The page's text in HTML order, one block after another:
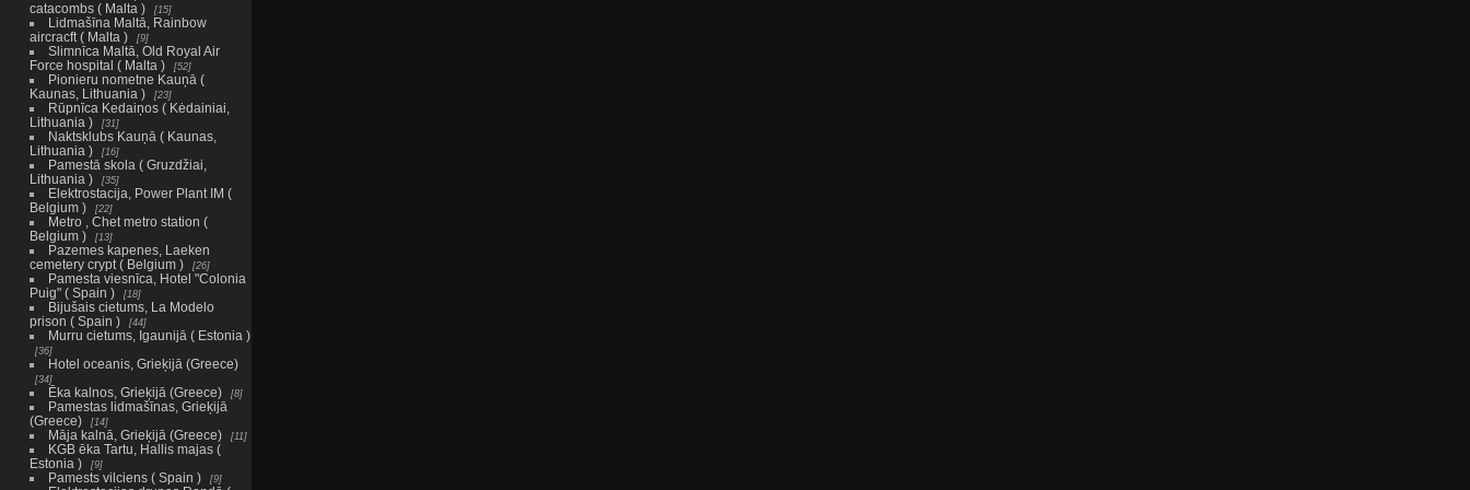
catacombs ( Malta )
15
Lidmašīna Maltā, Rainbow
aircracft ( Malta )
9
Slimnīca Maltā, Old Royal Air
Force hospital ( Malta )
52
Pionieru nometne Kauņā (
Kaunas, Lithuania )
23
Rūpnīca Kedaiņos ( Kėdainiai,
Lithuania )
31
Naktsklubs Kauņā ( Kaunas,
Lithuania )
16
Pamestā skola ( Gruzdžiai,
Lithuania )
35
Elektrostacija, Power Plant IM (
Belgium )
22
Metro , Chet metro station (
Belgium )
13
Pazemes kapenes, Laeken
cemetery crypt ( Belgium )
26
Pamesta viesnīca, Hotel "Colonia
Puig" ( Spain )
18
Bijušais cietums, La Modelo
prison ( Spain )
44
Murru cietums, Igaunijā ( Estonia )
36
Hotel oceanis, Grieķijā (Greece)
34
Ēka kalnos, Grieķijā (Greece) 8
Pamestas lidmašīnas, Grieķijā
(Greece)
14
Māja kalnā, Grieķijā (Greece) 11
KGB ēka Tartu, Hallis majas (
Estonia )
9
Pamests vilciens ( Spain ) 9